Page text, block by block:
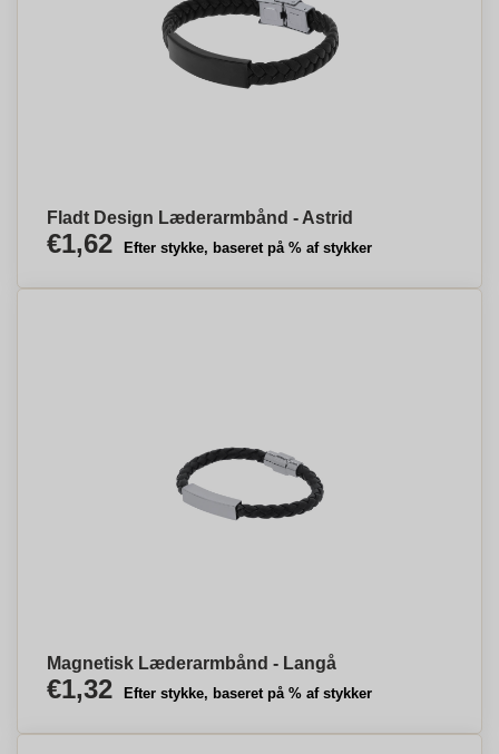
Fladt Design Læderarmbånd - Astrid
€1,62 Efter stykke, baseret på % af stykker
Magnetisk Læderarmbånd - Langå
€1,32 Efter stykke, baseret på % af stykker